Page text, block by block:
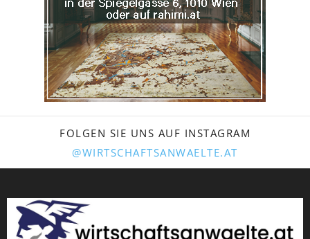
FOLGEN SIE UNS AUF INSTAGRAM
@WIRTSCHAFTSANWAELTE.AT